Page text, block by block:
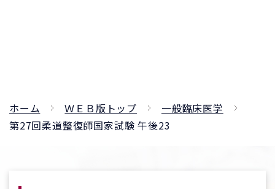
ホーム ＷＥＢ版トップ
一般臨床医学
第27回柔道整復師国家試験 午後23